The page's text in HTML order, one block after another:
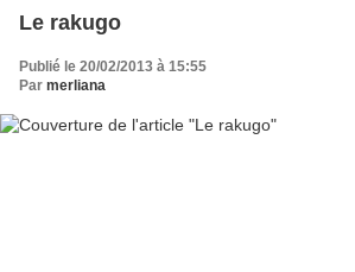
Le rakugo
Publié le 20/02/2013 à 15:55
Par merliana